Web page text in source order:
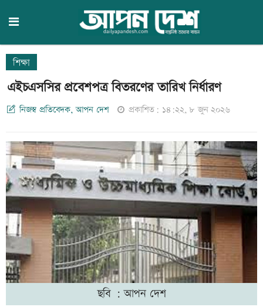
শিক্ষা
এইচএসসির প্রবেশপত্র বিতরণের তারিখ নির্ধারণ
নিজস্ব প্রতিবেদক, আপন দেশ প্রকাশিত: ১৪:২২, ৮ জুন ২০২৬
ছবি : আপন দেশ